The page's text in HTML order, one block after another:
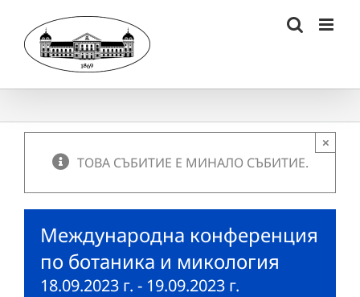
content
ТОВА СЪБИТИЕ Е МИНАЛО СЪБИТИЕ.
×
Международна конференция
по ботаника и микология
18.09.2023 г. - 19.09.2023 г.